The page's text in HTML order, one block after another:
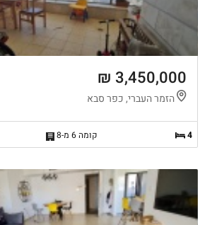
3,450,000 ₪
הזמר העברי, כפר סבא
4 קומה 6 מ-8